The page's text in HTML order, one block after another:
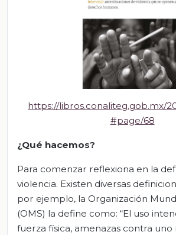
https://libros.conaliteg.gob.mx/
#page/68
¿Qué hacemos?
Para comenzar reflexiona en la
violencia. Existen diversas
por ejemplo, la Organización
(OMS) la define como: “El uso
fuerza física, amenazas contra uno